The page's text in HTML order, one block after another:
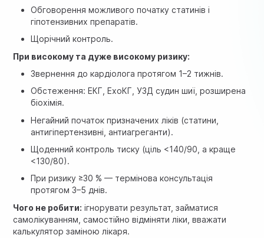
Обговорення можливого початку статинів і
гіпотензивних препаратів.
Щорічний контроль.
При високому та дуже високому ризику:
Звернення до кардіолога протягом 1–2 тижнів.
Обстеження:ЕКГ , ЕхоКГ,УЗД судин шиї , розширена
біохімія.
Негайний початок призначених ліків (статини,
антигіпертензивні, антиагреганти).
Щоденний контроль тиску (ціль <140/90, а краще
<130/80).
При ризику ≥30 % — термінова консультація
протягом 3–5 днів.
Чого не робити: ігнорувати результат, займатися
самолікуванням, самостійно відміняти ліки, вважати
калькулятор заміною лікаря.